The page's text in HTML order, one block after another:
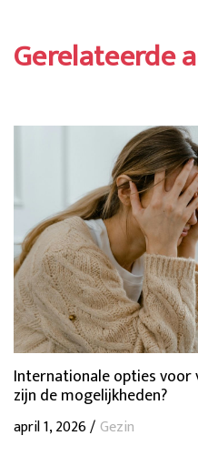
Gerelateerde
Internationale opties voor
zijn de mogelijkheden?
april 1, 2026 /Gezin